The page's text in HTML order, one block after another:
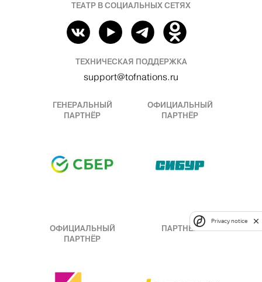
ТЕАТР В СОЦИАЛЬНЫХ СЕТЯХ
ТЕХНИЧЕСКАЯ ПОДДЕРЖКА
support@tofnations.ru
ГЕНЕРАЛЬНЫЙ
ПАРТНЁР
ОФИЦИАЛЬНЫЙ
ПАРТНЁР
ОФИЦИАЛЬНЫЙ
ПАРТНЁР
ПАРТНЁР
Privacy notice